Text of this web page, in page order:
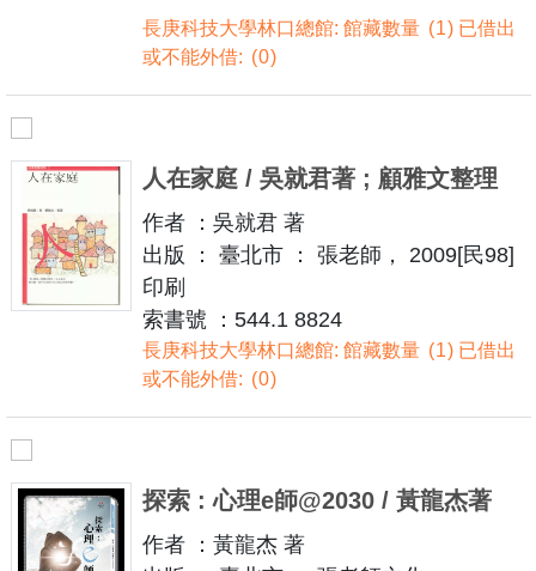
長庚科技大學林口總館: 館藏數量
1 已借出
或不能外借:
0
人在家庭 / 吳就君著 ; 顧雅文整理
作者 ：吳就君 著
出版 ： 臺北市 ： 張老師， 2009[民98]
印刷
索書號 ：544.1 8824
長庚科技大學林口總館: 館藏數量 1 已借出
或不能外借:
0
探索 : 心理e師@2030 / 黃龍杰著
作者 ：黃龍杰 著